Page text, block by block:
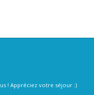
! Appréciez votre séjour :)